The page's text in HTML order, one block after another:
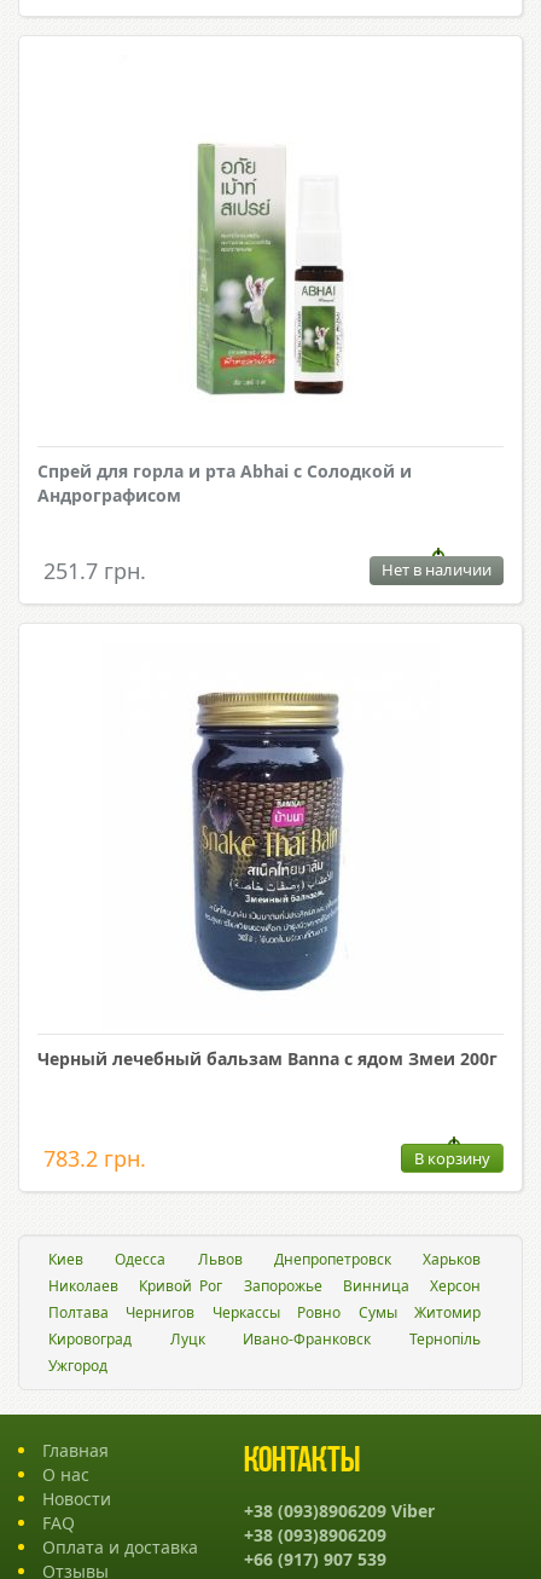
Спрей для горла и рта Abhai с Солодкой и
Андрографисом
251.7 грн. Нет в наличии
Черный лечебный бальзам Banna с ядом Змеи 200г
783.2 грн. В корзину
Киев Одесса Львов Днепропетровск
Харьков
Николаев
Кривой Рог Запорожье Винница
Херсон
Полтава
Чернигов Черкассы Ровно Сумы
Житомир
Кировоград
Луцк Ивано-Франковск
Тернопіль
Ужгород
Главная
О нас
Новости
FAQ
Оплата и доставка
Отзывы
Контакты
+38 (093)8906209 Viber
+38 (093)8906209
+66 (917) 907 539